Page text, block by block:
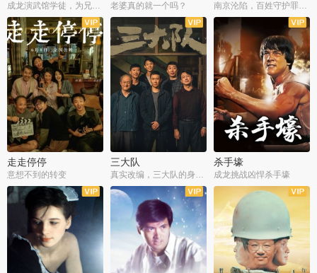
成龙演武馆学徒，为兄搏命战黑道 老婆真的就一个吗？ 南京沦陷，百姓守护罪证底片
走走停停
意想不到的转变
三大队 杀手壕
成龙挑战凶悍杀手壕